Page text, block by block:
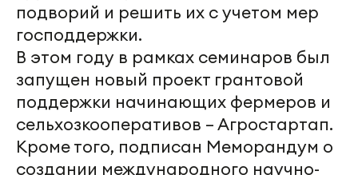
подворий и решить их с учетом мер
господдержки.
В этом году в рамках семинаров был
запущен новый проект грантовой
поддержки начинающих фермеров и
сельхозкооперативов – Агростартап.
Кроме того, подписан Меморандум о
создании международного научно-